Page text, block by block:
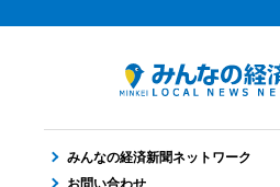
みんなの経済新聞ネットワーク
お問い合わせ